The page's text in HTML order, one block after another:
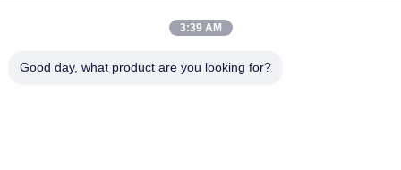
Υποβάλτε
3:39 AM
Good day, what product are you looking for?